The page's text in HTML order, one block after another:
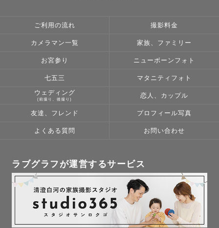
ご利用の流れ 撮影料金
カメラマン一覧 家族、ファミリー
お宮参り ニューボーンフォト
七五三 マタニティフォト
ウェディング
(前撮り、後撮り)
恋人、カップル
友達、フレンド プロフィール写真
よくある質問 お問い合わせ
ラブグラフが運営するサービス